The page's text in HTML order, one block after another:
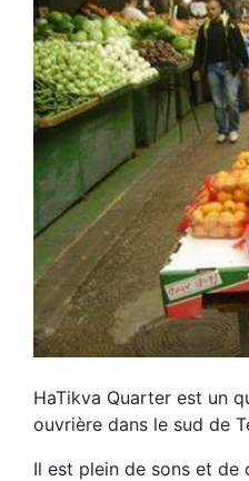
HaTikva Quarter est un
ouvrière dans le sud de
Il est plein de sons et de